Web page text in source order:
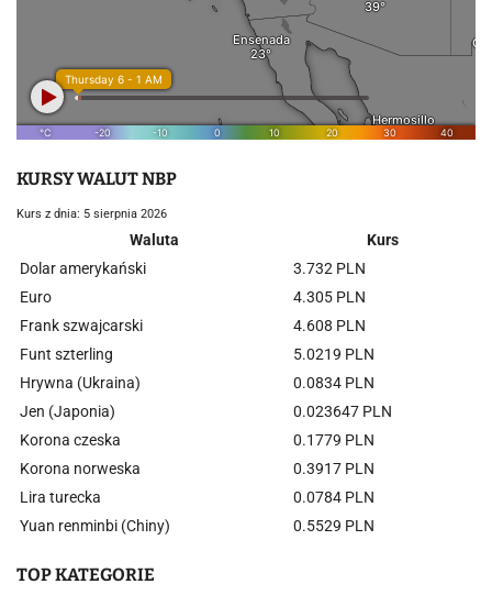
KURSY WALUT NBP
Kurs z dnia: 5 sierpnia 2026
Waluta
Kurs
Dolar amerykański
3.732 PLN
Euro
4.305 PLN
Frank szwajcarski
4.608 PLN
Funt szterling
5.0219 PLN
Hrywna (Ukraina)
0.0834 PLN
Jen (Japonia)
0.023647 PLN
Korona czeska
0.1779 PLN
Korona norweska
0.3917 PLN
Lira turecka
0.0784 PLN
Yuan renminbi (Chiny)
0.5529 PLN
TOP KATEGORIE